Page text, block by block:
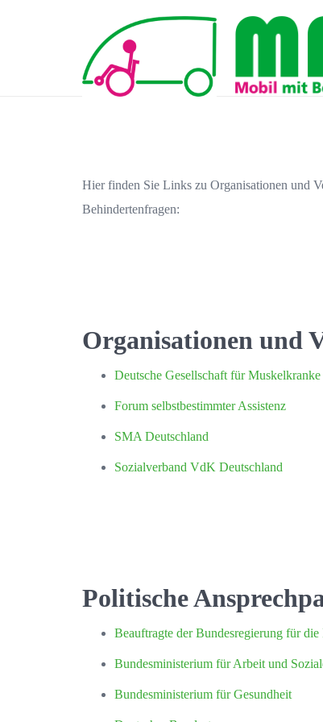
Hier finden Sie Links zu Organisationen und
Behindertenfragen:
Organisationen und
Deutsche Gesellschaft für Muskelkranke
Forum selbstbestimmter Assistenz
SMA Deutschland
Sozialverband VdK Deutschland
Politische
Beauftragte der Bundesregierung für
Bundesministerium für Arbeit und
Bundesministerium für Gesundheit